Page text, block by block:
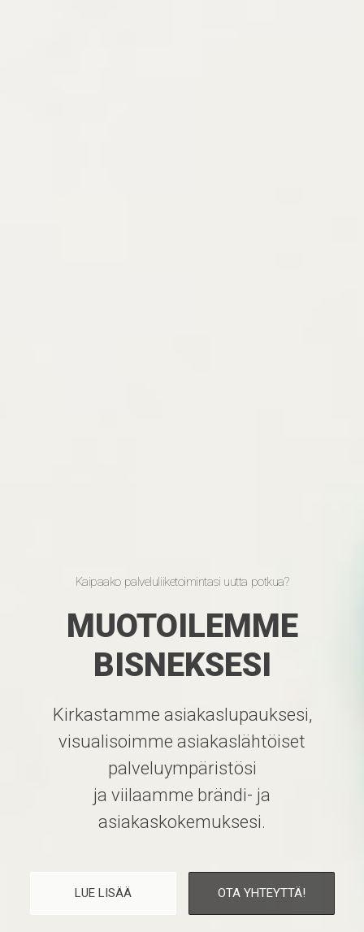
Kaipaako palveluliiketoimintasi uutta potkua?
MUOTOILEMME
BISNEKSESI
Kirkastamme asiakaslupauksesi,
visualisoimme asiakaslähtöiset
palveluympäristösi
ja viilaamme brändi- ja
asiakaskokemuksesi.
LUE LISÄÄ OTA YHTEYTTÄ!